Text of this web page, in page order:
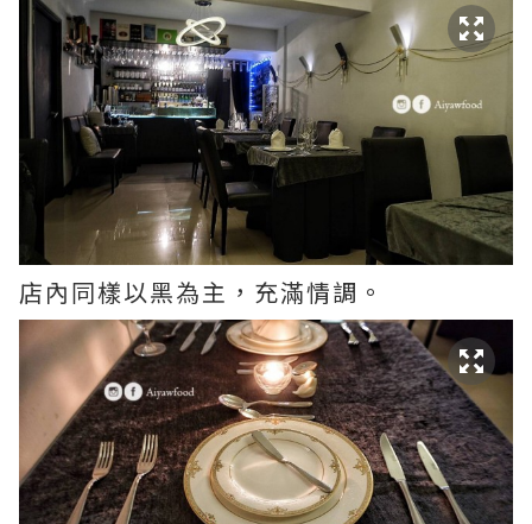
店內同樣以黑為主，充滿情調。